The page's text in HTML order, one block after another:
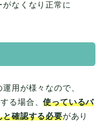
なくなり正常に
用が様々なので、
る場合、使っているバ
と確認する必要があり